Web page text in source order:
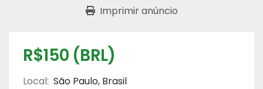
Imprimir anúncio
R$150 (BRL)
Local: São Paulo, Brasil